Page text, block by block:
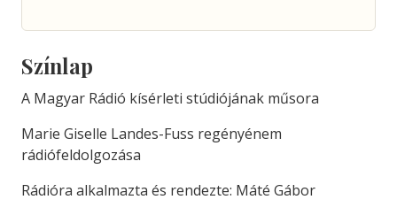
Színlap
A Magyar Rádió kísérleti stúdiójának műsora
Marie Giselle Landes-Fuss regényénem
rádiófeldolgozása
Rádióra alkalmazta és rendezte: Máté Gábor